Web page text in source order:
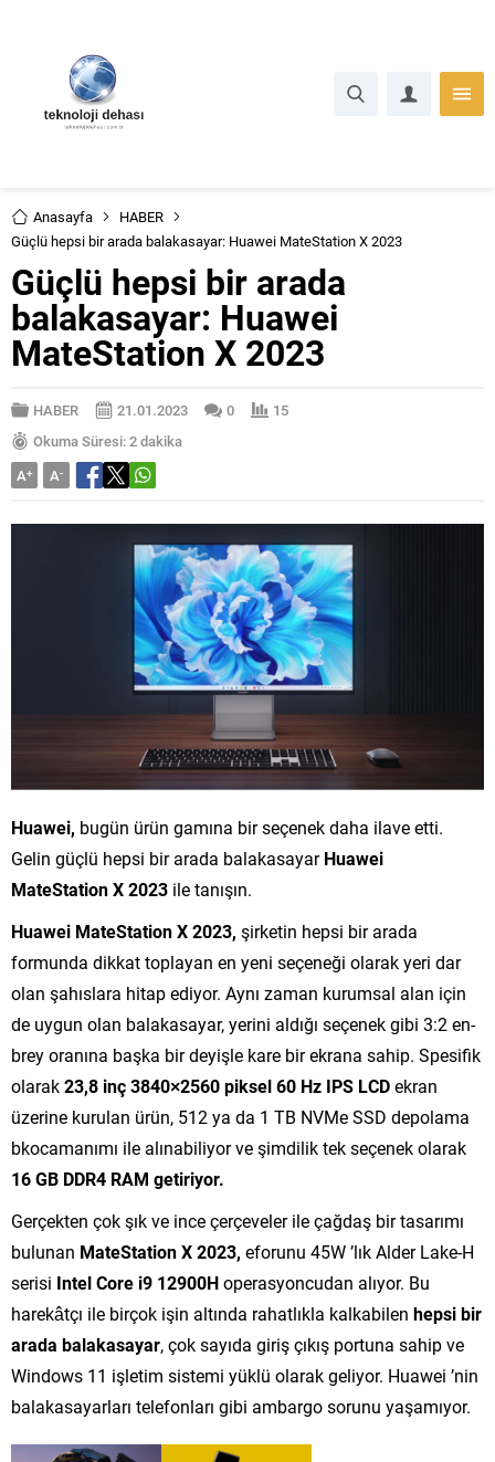
Anasayfa
HABER
Güçlü hepsi bir arada balakasayar: Huawei MateStation X 2023
Güçlü hepsi bir arada
balakasayar: Huawei
MateStation X 2023
HABER 21.01.2023 0
15
Okuma Süresi: 2 dakika
A+ A-
Huawei, bugün ürün gamına bir seçenek daha ilave etti.
Gelin güçlü hepsi bir arada balakasayarHuawei
MateStation X 2023 ile tanışın.
Huawei MateStation X 2023, şirketin hepsi bir arada
formunda dikkat toplayan en yeni seçeneği olarak yeri dar
olan şahıslara hitap ediyor. Aynı zaman kurumsal alan için
de uygun olan balakasayar, yerini aldığı seçenek gibi 3:2 en-
brey oranına başka bir deyişle kare bir ekrana sahip. Spesifik
olarak23,8 inç 3840×2560 piksel 60 Hz IPS LCDekran
üzerine kurulan ürün, 512 ya da 1 TB NVMe SSD depolama
bkocamanımı ile alınabiliyor ve şimdilik tek seçenek olarak
16 GB DDR4 RAM getiriyor.
Gerçekten çok şık ve ince çerçeveler ile çağdaş bir tasarımı
bulunan MateStation X 2023, eforunu 45W ’lık Alder Lake-H
serisi Intel Core i9 12900Hoperasyoncudan alıyor. Bu
harekâtçı ile birçok işin altında rahatlıkla kalkabilen hepsi bir
arada balakasayar, çok sayıda giriş çıkış portuna sahip ve
Windows 11 işletim sistemi yüklü olarak geliyor. Huawei ’nin
balakasayarları telefonları gibi ambargo sorunu yaşamıyor.